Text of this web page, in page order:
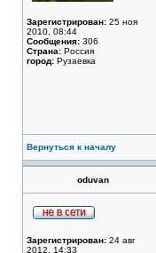
Зарегистрирован: 25 ноя
2010, 08:44
Сообщения: 306
Страна: Россия
город: Рузаевка
Вернуться к началу
oduvan
Зарегистрирован: 24 авг
2012, 14:33